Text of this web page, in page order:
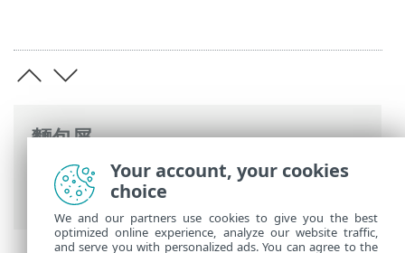
麵包屑
ESET 線上說明>ESET Mail Security>進階
設定> 裝置防護
Your account, your cookies
choice
We and our partners use cookies to give you the best
optimized online experience, analyze our website traffic,
and serve you with personalized ads. You can agree to the